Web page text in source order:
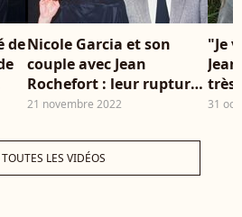
deNicole Garcia et son
couple avec Jean
Rochefort : leur rupture
était inévitable, l'acteur
21 novembre 2022
"Je
très
au
31
LES VIDÉOS